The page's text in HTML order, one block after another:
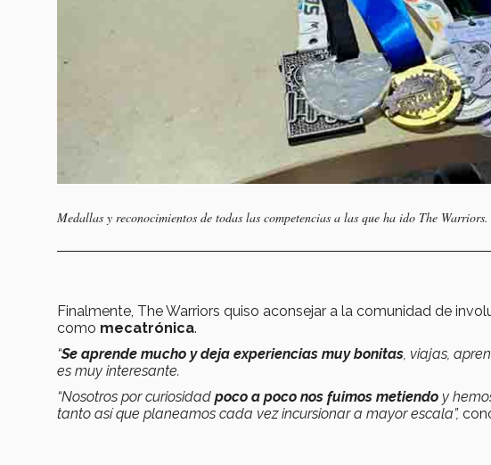
Medallas y reconocimientos de todas las competencias a las que ha ido The
Finalmente, The Warriors quiso aconsejar a la comunidad de
como mecatrónica.
“Se aprende mucho y deja experiencias muy bonitas, viajas,
es muy interesante.
“Nosotros por curiosidad poco a poco nos fuimos metiendo y
tanto así que planeamos cada vez incursionar a mayor escala”,